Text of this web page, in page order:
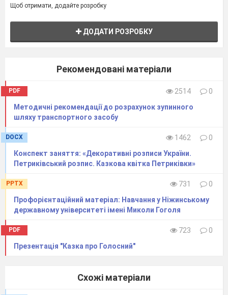
Слюсарні роботи- це обробка металів у
холодному чи нагрітому стані за допомогою різник
інструментів , шляхом припасування деталей і
вузлів , монтажно-демонтажної роботи. Слюсарні
роботи складаються з таких операцій: розмітки,
рубання, вирівнювання і гнуття, різання,
обпилювання, свердління, зенкування і
розвертання отворів, нарізування різьби,
шабрування і притирання, паяння і лудіння,
випресування деталей.
вимогам:
Щоб отримати, додайте розробку
ДОДАТИ РОЗРОБКУ
Рекомендовані матеріали
PDF 2514
0
Методичні рекомендації до розрахунок зупинного
шляху транспортного засобу
DOCX 1462
0
Конспект заняття: «Декоративні розписи України.
Петриківський розпис. Казкова квітка Петриківки»
PPTX 731
0
Профорієнтаційний матеріал: Навчання у Ніжинському
державному університеті імені Миколи Гоголя
PDF 723
0
Презентація "Казка про Голосний"
Схожі матеріали